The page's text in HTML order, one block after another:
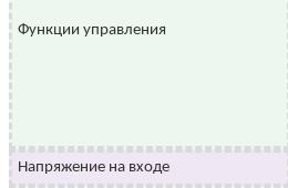
Функции управления
Напряжение на входе